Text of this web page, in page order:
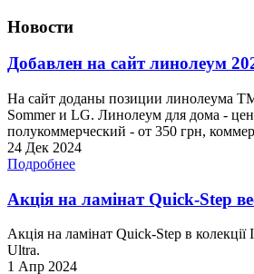
Новости
Добавлен на сайт линолеум
На сайт доданы позиции линолеума
Sommer и LG. Линолеум для дома -
полукоммерческий - от 350 грн,
24 Дек 2024
Подробнее
Акція на ламінат Quick-Step
Акція на ламінат Quick-Step в колекції
Ultra.
1 Апр 2024